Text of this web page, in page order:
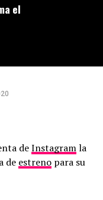
el
deInstagramla
de estrenopara su